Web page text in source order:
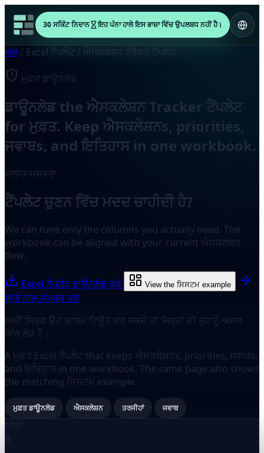
30 ਸਕਿੰਟ ਨਿਦਾਨ ਇਹ ਪੰਨਾ ਹਾਲੇ ਇਸ ਭਾਸ਼ਾ ਵਿੱਚ ਉਪਲਬਧ ਨਹੀਂ ਹੈ।
ਘਰ / Excel ਟੈਂਪਲੇਟ / ਐਸਕਲੇਸ਼ਨ ਟ੍ਰੈਕਰ ਟੈਂਪਲੇਟ
ਮੁਫ਼ਤ ਡਾਊਨਲੋਡ
ਡਾਊਨਲੋਡ the ਐਸਕਲੇਸ਼ਨ Tracker ਟੈਂਪਲੇਟ
for ਮੁਫ਼ਤ. Keep ਐਸਕਲੇਸ਼ਨs, priorities,
ਜਵਾਬs, and ਇਤਿਹਾਸ in one workbook.
ਸਲਾਹ-ਮਸ਼ਵਰਾ
ਟੈਂਪਲੇਟ ਚੁਣਨ ਵਿੱਚ ਮਦਦ ਚਾਹੀਦੀ ਹੈ?
We can tune only the columns you actually need. The
workbook can be aligned with your current ਐਸਕਲੇਸ਼ਨ
flow.
Excel ਟੈਂਪਲੇਟ ਡਾਊਨਲੋਡ ਕਰੋ View the ਸਿਸਟਮ example
ਸਾਡੇ ਨਾਲ ਸੰਪਰਕ ਕਰੋ
ਅਸੀਂ ਸਿਰਫ਼ ਉਹ ਕਾਲਮ ਟਿਊਨ ਕਰ ਸਕਦੇ ਹਾਂ ਜਿਨ੍ਹਾਂ ਦੀ ਤੁਹਾਨੂੰ ਅਸਲ
ਵਿੱਚ ਲੋੜ ਹੈ।
A ਮੁਫ਼ਤ Excel ਟੈਂਪਲੇਟ that keeps ਐਸਕਲੇਸ਼ਨs, priorities, ਜਵਾਬs,
and ਇਤਿਹਾਸ in one workbook. The same page also shows
the matching ਸਿਸਟਮ example.
ਮੁਫ਼ਤ ਡਾਊਨਲੋਡ ਐਸਕਲੇਸ਼ਨ ਤਰਜੀਹਾਂ ਜਵਾਬ
ਸ਼ੀਟਾਂ
8